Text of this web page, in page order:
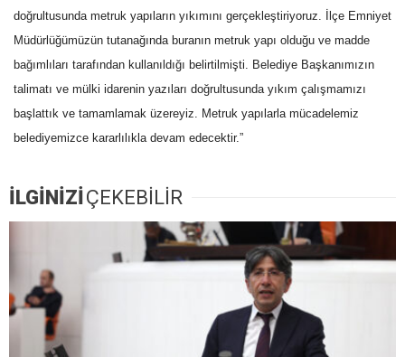
doğrultusunda metruk yapıların yıkımını gerçekleştiriyoruz. İlçe Emniyet
Müdürlüğümüzün tutanağında buranın metruk yapı olduğu ve madde
bağımlıları tarafından kullanıldığı belirtilmişti. Belediye Başkanımızın
talimatı ve mülki idarenin yazıları doğrultusunda yıkım çalışmamızı
başlattık ve tamamlamak üzereyiz. Metruk yapılarla mücadelemiz
belediyemizce kararlılıkla devam edecektir.”
İLGİNİZİ ÇEKEBİLİR